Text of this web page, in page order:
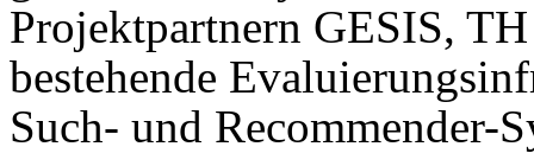
Projektpartnern GESIS,
bestehende
Such- und Recommender-